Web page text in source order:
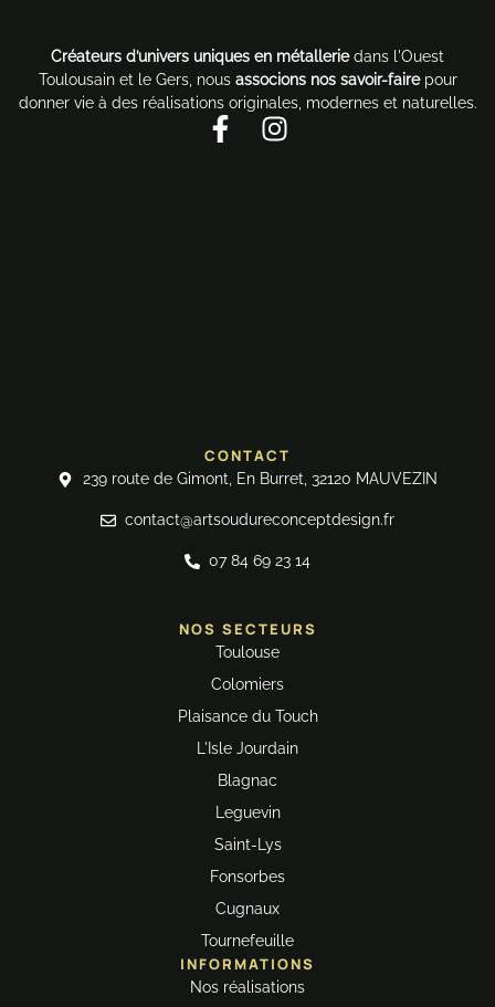
Créateurs d’univers uniques en métalleriedans l'Ouest
Toulousain et le Gers, nous associons nos savoir-fairepour
donner vie à des réalisations originales, modernes et naturelles.
F
I
CONTACT
239 route de Gimont, En Burret, 32120 MAUVEZIN
contact@artsoudureconceptdesign.fr
07 84 69 23 14
NOS SECTEURS
Toulouse
Colomiers
Plaisance du Touch
L'Isle Jourdain
Blagnac
Leguevin
Saint-Lys
Fonsorbes
Cugnaux
Tournefeuille
INFORMATIONS
Nos réalisations